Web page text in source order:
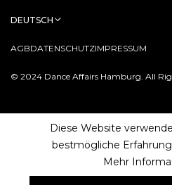
© 2024 Dance Affairs Hamburg. All
AGBDATENSCHUTZIMPRESSUM
DEUTSCH
Diese Website
bestmögliche
Mehr